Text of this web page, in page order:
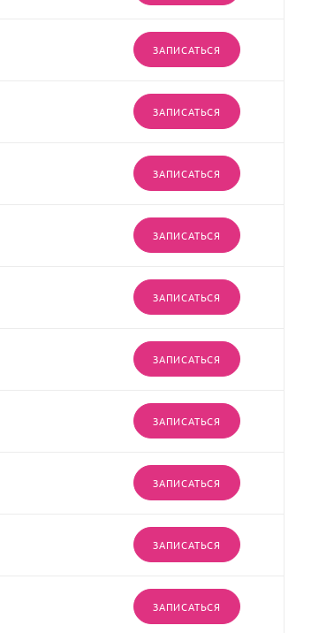
ЗАПИСАТЬСЯ
ЗАПИСАТЬСЯ
ЗАПИСАТЬСЯ
ЗАПИСАТЬСЯ
ЗАПИСАТЬСЯ
ЗАПИСАТЬСЯ
ЗАПИСАТЬСЯ
ЗАПИСАТЬСЯ
ЗАПИСАТЬСЯ
ЗАПИСАТЬСЯ